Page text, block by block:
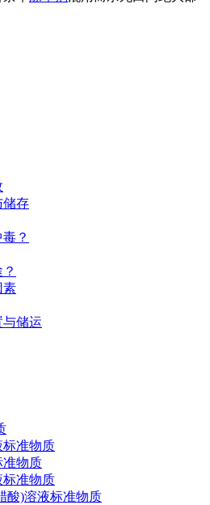
储存
？
素
与储运
标准物质
准物质
标准物质
酸)溶液标准物质